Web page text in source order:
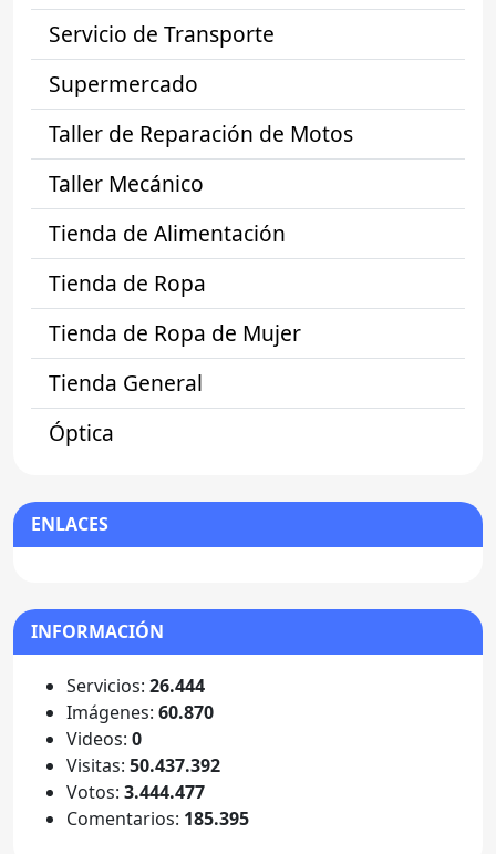
Servicio de Transporte
Supermercado
Taller de Reparación de Motos
Taller Mecánico
Tienda de Alimentación
Tienda de Ropa
Tienda de Ropa de Mujer
Tienda General
Óptica
ENLACES
INFORMACIÓN
Servicios: 26.444
Imágenes: 60.870
Videos: 0
Visitas: 50.437.392
Votos: 3.444.477
Comentarios: 185.395